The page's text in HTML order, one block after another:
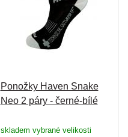
Ponožky Haven Snake
Neo 2 páry - černé-bílé
skladem vybrané velikosti